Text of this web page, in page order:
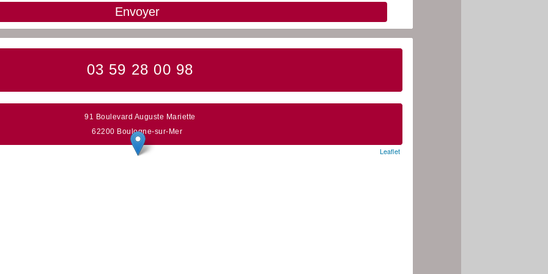
03 59 28 00 98
91 Boulevard Auguste Mariette
62200 Boulogne-sur-Mer
Leaflet